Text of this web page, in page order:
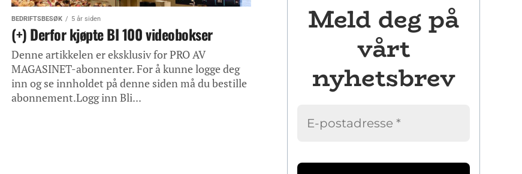
BEDRIFTSBESØK 5 år siden
(+) Derfor kjøpte BI 100 videobokser
Denne artikkelen er eksklusiv for PRO AV
MAGASINET-abonnenter. For å kunne logge deg
inn og se innholdet på denne siden må du bestille
abonnement.Logg inn Bli...
Meld deg på
vårt
nyhetsbrev